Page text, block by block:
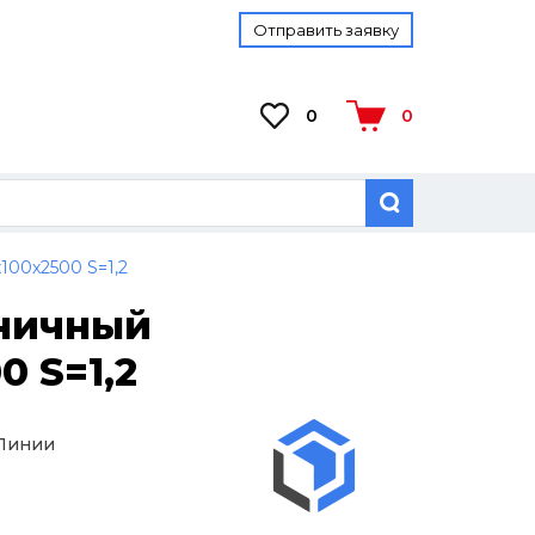
Отправить заявку
0 0
S=1,2
S=1,2